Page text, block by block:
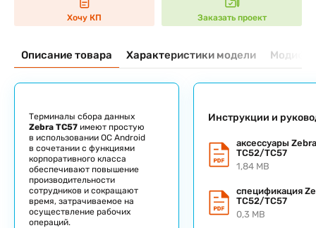
Хочу КП Заказать проект
Описание товара Характеристики модели
Терминалы сбора данных
Zebra TC57 имеют простую
в использовании ОС Android
в сочетании с функциями
корпоративного класса
обеспечивают повышение
производительности
сотрудников и сокращают
время, затрачиваемое на
осуществление рабочих
операций.
Инструкции и
аксессуары Zebra
TC52/TC57
1,84 MB
спецификация
TC52/TC57
0,3 MB